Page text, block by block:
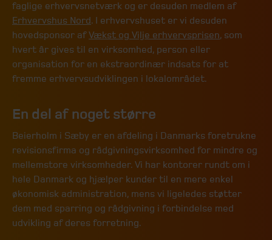
faglige erhvervsnetværk og er desuden medlem af
Erhvervshus Nord. I erhvervshuset er vi desuden
hovedsponsor afVækst og Vilje erhvervsprisen, som
hvert år gives til en virksomhed, person eller
organisation for en ekstraordinær indsats for at
fremme erhvervsudviklingen i lokalområdet.
En del af noget større
Beierholm i Sæby er en afdeling i Danmarks foretrukne
revisionsfirma og rådgivningsvirksomhed for mindre og
mellemstore virksomheder. Vi har kontorer rundt om i
hele Danmark og hjælper kunder til en mere enkel
økonomisk administration, mens vi ligeledes støtter
dem med sparring og rådgivning i forbindelse med
udvikling af deres forretning.